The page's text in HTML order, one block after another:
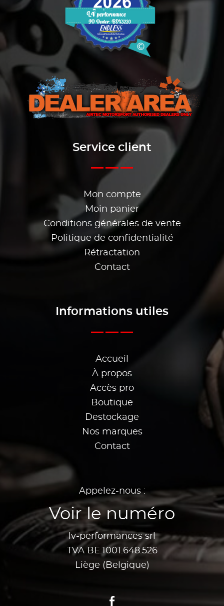
Service client
Mon compte
Moin panier
Conditions générales de vente
Politique de confidentialité
Rétractation
Contact
Informations utiles
Accueil
À propos
Accès pro
Boutique
Destockage
Nos marques
Contact
Appelez-nous :
Voir le numéro
lv-performances srl
TVA BE.1001.648.526
Liège (Belgique)